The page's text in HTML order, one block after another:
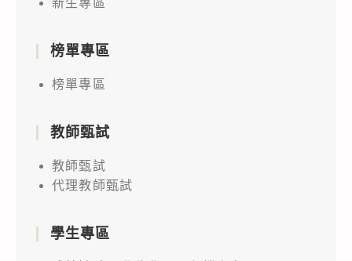
榜單專區
榜單專區
教師甄試
教師甄試
代理教師甄試
學生專區